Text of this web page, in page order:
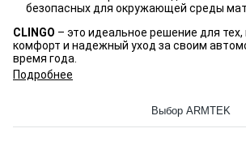
безопасных для окружающей среды
CLINGO – это идеальное решение для тех,
комфорт и надежный уход за своим
время года.
Подробнее
Выбор ARMTEK